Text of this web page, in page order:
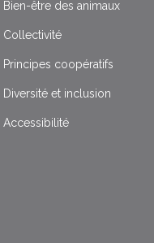
Bien-être des animaux
Collectivité
Principes coopératifs
Diversité et inclusion
Accessibilité